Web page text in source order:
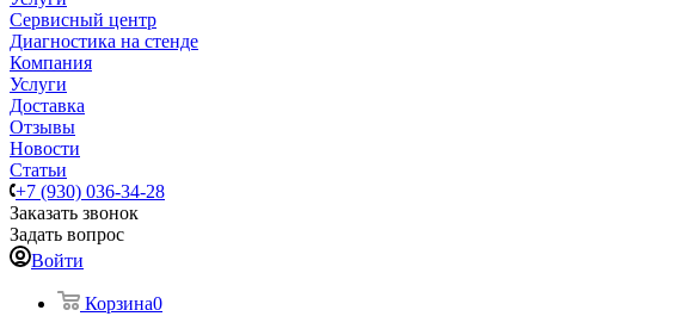
Сервисный центр
Диагностика на стенде
Компания
Услуги
Доставка
Отзывы
Новости
Статьи
+7 (930) 036-34-28
Заказать звонок
Задать вопрос
Войти
Корзина0